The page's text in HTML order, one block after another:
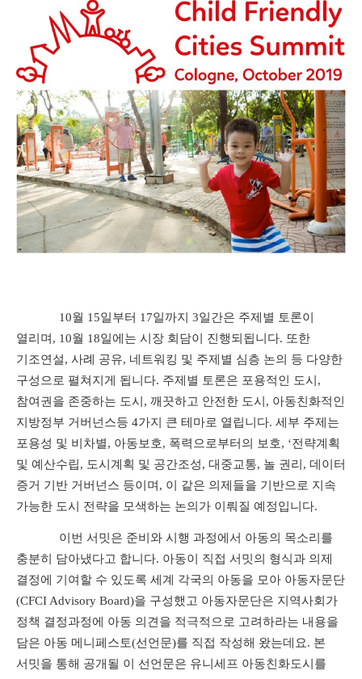
10월 15일부터 17일까지 3일간은 주제별 토론이
열리며 , 10월 18일에는 시장 회담이 진행되됩니다. 또한
기조연설, 사례 공유, 네트워킹 및 주제별 심층 논의 등 다양한
구성으로 펼쳐지게 됩니다. 주제별 토론은 포용적인 도시 ,
참여권을 존중하는 도시 , 깨끗하고 안전한 도시 , 아동친화적인
지방정부 거버넌스등 4가지 큰 테마로 열립니다. 세부 주제는
포용성 및 비차별, 아동보호, 폭력으로부터의 보호, ‘전략계획
및 예산수립, 도시계획 및 공간조성, 대중교통, 놀 권리 , 데이터
증거 기반 거버넌스 등이며 , 이 같은 의제들을 기반으로 지속
가능한 도시 전략을 모색하는 논의가 이뤄질 예정입니다.
이번 서밋은 준비와 시행 과정에서 아동의 목소리를
충분히 담아냈다고 합니다. 아동이 직접 서밋의 형식과 의제
결정에 기여할 수 있도록 세계 각국의 아동을 모아 아동자문단
(CFCI Advisory Board)을 구성했고 아동자문단은 지역사회가
정책 결정과정에 아동 의견을 적극적으로 고려하라는 내용을
담은 아동 메니페스토(선언문)를 직접 작성해 왔는데요. 본
서밋을 통해 공개될 이 선언문은 유니세프 아동친화도시를